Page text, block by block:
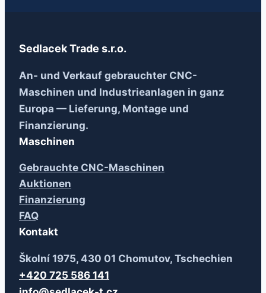
Sedlacek Trade s.r.o.
An- und Verkauf gebrauchter CNC-
Maschinen und Industrieanlagen in ganz
Europa — Lieferung, Montage und
Finanzierung.
Maschinen
Gebrauchte CNC-Maschinen
Auktionen
Finanzierung
FAQ
Kontakt
Školní 1975, 430 01 Chomutov, Tschechien
+420 725 586 141